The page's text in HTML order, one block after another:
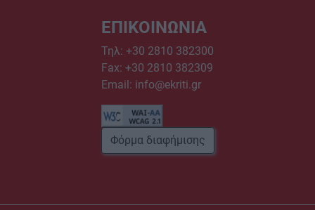
ΕΠΙΚΟΙΝΩΝΙΑ
Τηλ: +30 2810 382300
Fax: +30 2810 382309
Email: info@ekriti.gr
Φόρμα διαφήμισης